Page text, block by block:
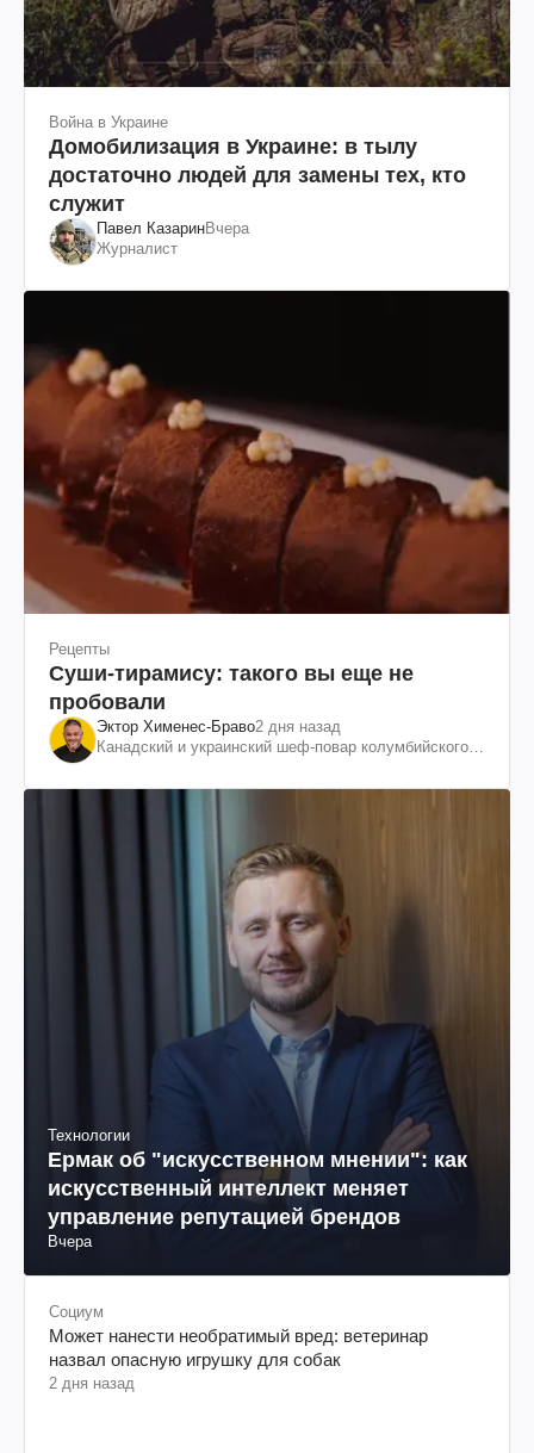
Война в Украине
Домобилизация в Украине: в тылу
достаточно людей для замены тех, кто
служит
Павел КазаринВчера
Журналист
Рецепты
Суши-тирамису: такого вы еще не
пробовали
Эктор Хименес-Браво2 дня назад
Канадский и украинский шеф-повар колумбийского
Технологии
Ермак об "искусственном мнении": как
искусственный интеллект меняет
управление репутацией брендов
Вчера
Социум
Может нанести необратимый вред: ветеринар
назвал опасную игрушку для собак
2 дня назад